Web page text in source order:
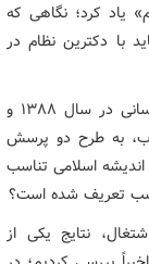
یاد کرد؛ نگاهی که
با دکترین نظام در
وی با اشاره به تأسیس شورای اسلامی‌سازی علوم انسانی در سال ۱۳۸۸ و
به طرح دو پرسش
اندیشه اسلامی تناسب
تعریف شده است؟
نتایج یکی از